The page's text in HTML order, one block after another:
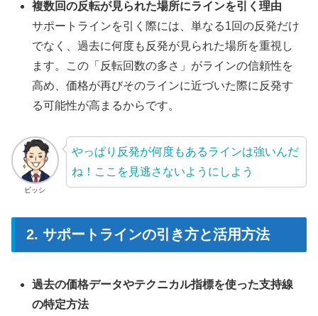
複数回の反転が見られた場所にラインを引く理由
サポートラインを引く際には、単なる1回の反発だけ
でなく、過去に何度も反発が見られた場所を重視し
ます。この「反転回数の多さ」がラインの信頼性を
高め、価格が再びそのラインに近づいた際に反発す
る可能性が高まるからです。
ビッシ
やっぱり反発が何度もあるラインは強いんだ
ね！ここを見逃さないようにしよう
2. サポートラインの引き方と活用方法
過去の価格データやテクニカル指標を使った支持線
の特定方法